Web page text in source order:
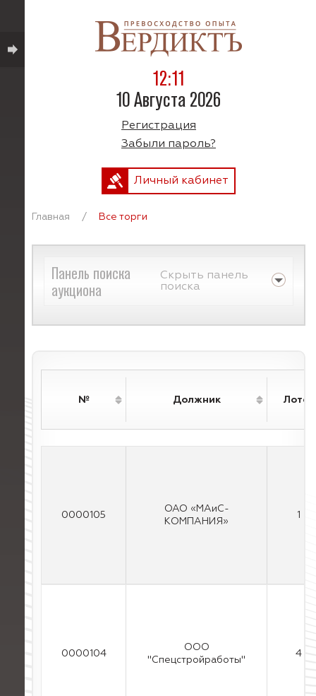
12:11
10 Августа 2026
Регистрация
Забыли пароль?
Личный кабинет
Главная / Все торги
Панель поиска
аукциона
Скрыть панель
поиска
№ Должник Лотов
0000105
OAO «MAиC-
КOMПAНИЯ»
1
0000104
ООО
"Спецстройработы"
4